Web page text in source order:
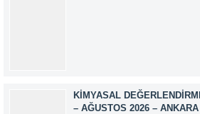
KIMYASAL
– AĞUSTOS 2026 – ANKARA